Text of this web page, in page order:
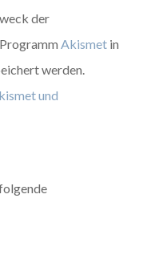
der
Akismet in
werden.
und